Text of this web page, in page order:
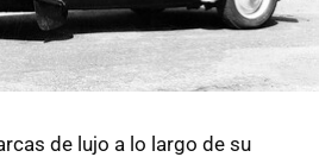
de lujo a lo largo de su